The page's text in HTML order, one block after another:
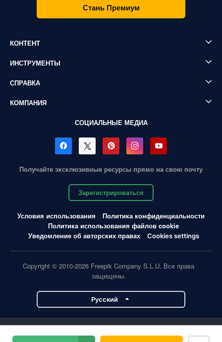
Стань Премиум
КОНТЕНТ
ИНСТРУМЕНТЫ
СПРАВКА
КОМПАНИЯ
СОЦИАЛЬНЫЕ МЕДИА
Получайте эксклюзивные ресурсы прямо на свою почту
Зарегистрироваться
Условия использования
Политика конфиденциальности
Политика использования файлов cookie
Уведомление об авторских правах
Cookies settings
Copyright © 2010-2026 Freepik Company S.L.U. Все права
защищены.
Pусский